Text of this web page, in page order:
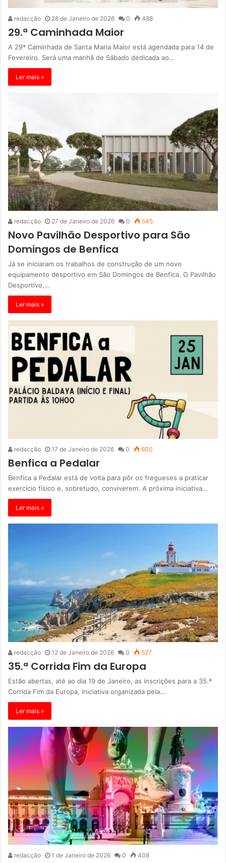
redacção 28 de Janeiro de 2026 0 488
29.ª Caminhada Maior
A 29ª Caminhada de Santa Maria Maior está agendada para 14 de
Fevereiro. Será uma manhã de Sábado dedicada ao…
Ler mais »
redacção 27 de Janeiro de 2026 0 545
Novo Pavilhão Desportivo para São
Domingos de Benfica
Já se iniciaram os trabalhos de construção de um novo
equipamento desportivo em São Domingos de Benfica. O Pavilhão
Desportivo,…
Ler mais »
redacção 17 de Janeiro de 2026 0 600
Benfica a Pedalar
Benfica a Pedalar está de volta para pôr os fregueses a praticar
exercício físico e, sobretudo, conviverem. A próxima iniciativa…
Ler mais »
redacção 12 de Janeiro de 2026 0 527
35.ª Corrida Fim da Europa
Estão abertas, até ao dia 19 de Janeiro, as inscrições para a 35.ª
Corrida Fim da Europa, iniciativa organizada pela…
Ler mais »
redacção 1 de Janeiro de 2026 0 408